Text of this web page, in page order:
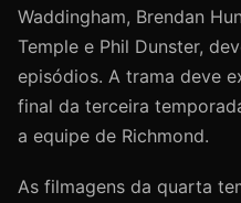
Waddingham, Brendan
Temple e Phil Dunster,
episódios. A trama deve
final da terceira
a equipe de Richmond.
As filmagens da quarta